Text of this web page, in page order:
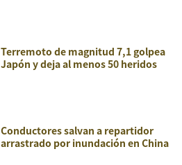
Terremoto de magnitud 7,1 golpea
Japón y deja al menos 50 heridos
Conductores salvan a repartidor
arrastrado por inundación en China